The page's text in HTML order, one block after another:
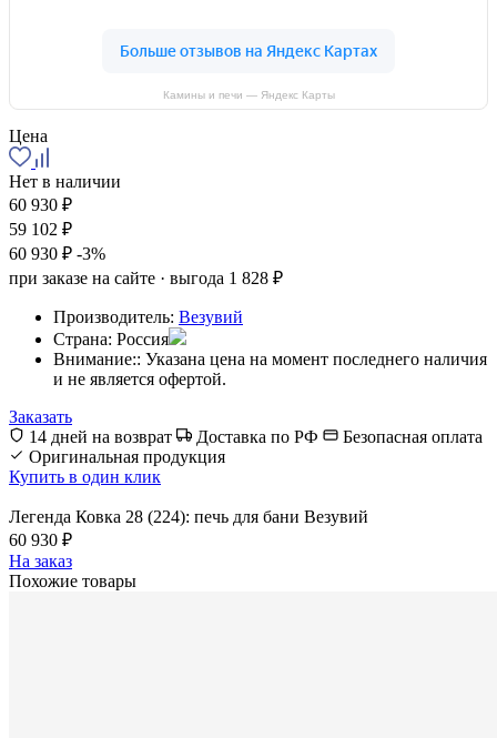
Камины и печи — Яндекс Карты
Цена
Нет в наличии
60 930 ₽
59 102 ₽
60 930 ₽ -3%
при заказе на сайте · выгода 1 828 ₽
Производитель: Везувий
Страна: Россия
Внимание:: Указана цена на момент последнего наличия
и не является офертой.
Заказать
14 дней на возврат
Доставка по РФ
Безопасная оплата
Оригинальная продукция
Купить в один клик
Легенда Ковка 28 (224): печь для бани Везувий
60 930 ₽
На заказ
Похожие товары